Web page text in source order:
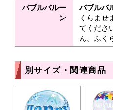
バブルバルー
ン
バブルバ
くらませ
てくださ
ん。ふく
別サイズ・関連商品